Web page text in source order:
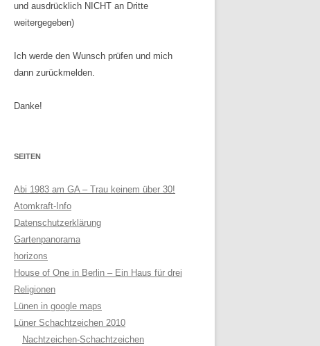
und ausdrücklich NICHT an Dritte
weitergegeben)
Ich werde den Wunsch prüfen und mich
dann zurückmelden.
Danke!
SEITEN
Abi 1983 am GA – Trau keinem über 30!
Atomkraft-Info
Datenschutzerklärung
Gartenpanorama
horizons
House of One in Berlin – Ein Haus für drei
Religionen
Lünen in google maps
Lüner Schachtzeichen 2010
Nachtzeichen-Schachtzeichen